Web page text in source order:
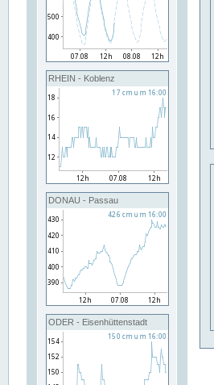
RHEIN - Koblenz
DONAU - Passau
ODER - Eisenhüttenstadt